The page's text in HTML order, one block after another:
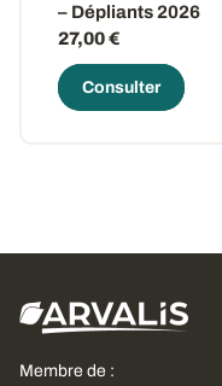
– Dépliants 2026
27,00 €
Consulter
Membre de :